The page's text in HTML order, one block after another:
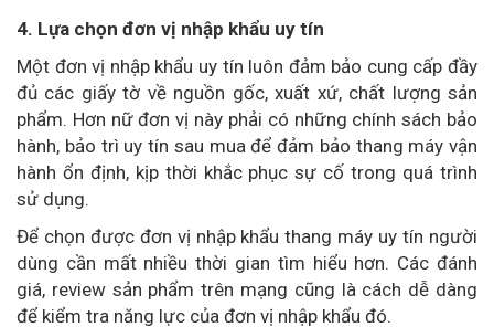
4. Lựa chọn đơn vị nhập khẩu uy tín
Một đơn vị nhập khẩu uy tín luôn đảm bảo cung cấp đầy
đủ các giấy tờ về nguồn gốc, xuất xứ, chất lượng sản
phẩm. Hơn nữ đơn vị này phải có những chính sách bảo
hành, bảo trì uy tín sau mua để đảm bảo thang máy vận
hành ổn định, kịp thời khắc phục sự cố trong quá trình
sử dụng.
Để chọn được đơn vị nhập khẩu thang máy uy tín người
dùng cần mất nhiều thời gian tìm hiểu hơn. Các đánh
giá, review sản phẩm trên mạng cũng là cách dễ dàng
để kiểm tra năng lực của đơn vị nhập khẩu đó.